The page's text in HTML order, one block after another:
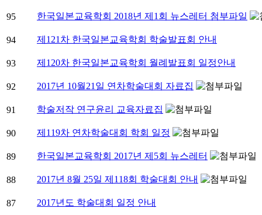
95 한국일본교육학회 2018년 제1회 뉴스레터 첨부파일
94 제121차 한국일본교육학회 학술발표회 안내
93 제120차 한국일본교육학회 월례발표회 일정안내
92 2017년 10월21일 연차학술대회 자료집
91 학술저작 연구윤리 교육자료집
90 제119차 연차학술대회 학회 일정
89 한국일본교육학회 2017년 제5회 뉴스레터
88 2017년 8월 25일 제118회 학술대회 안내
87 2017년도 학술대회 일정 안내